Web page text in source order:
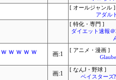
[ オールジャンル ]
アダル
[ 特化・専門 ]
ダイエット速報
ｗｗｗｗ 画:1
[ アニメ・漫画 ]
画:1
[ なんJ・野球 ]
ベイスターズ